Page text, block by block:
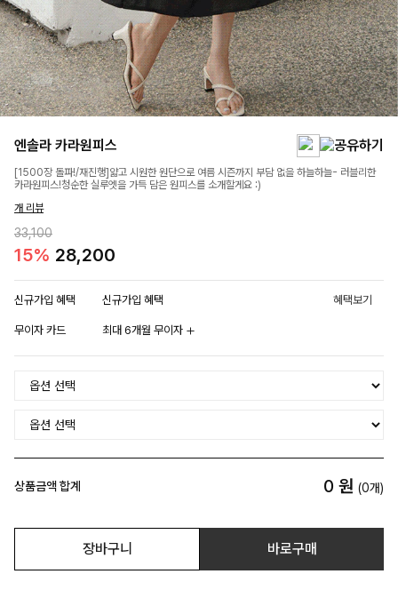
엔솔라 카라원피스
[1500장 돌파!/재진행]얇고 시원한 원단으로 여름 시즌까지 부담 없을 하늘하늘- 러블리한
카라원피스!청순한 실루엣을 가득 담은 원피스를 소개할게요 :)
개 리뷰
33,100
15% 28,200
신규가입 혜택 신규가입 혜택 혜택보기
무이자 카드 최대 6개월 무이자
상품금액 합계 0 원 (0개)
장바구니 바로구매